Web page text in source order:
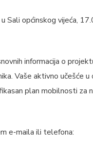
Sali općinskog vijeća,
informacija o
Vaše aktivno učešće
plan mobilnosti za
e-maila ili telefona: